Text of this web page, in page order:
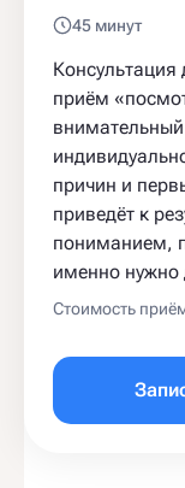
45 минут
приём
причин и
приведёт к
пониманием,
именно нужно
Стоимость